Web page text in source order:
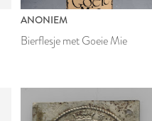
ANONIEM
Bierflesje met Goeie Mie